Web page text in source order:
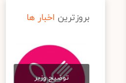
بروزترین اخبار ها
توضیح وزیر